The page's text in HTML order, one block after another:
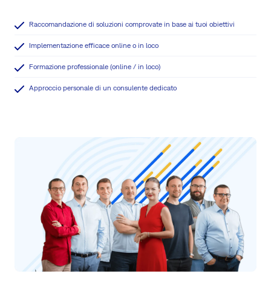
Raccomandazione di soluzioni comprovate in base ai tuoi obiettivi
Implementazione efficace online o in loco
Formazione professionale (online / in loco)
Approccio personale di un consulente dedicato